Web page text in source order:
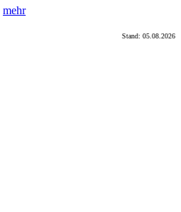
mehr
Stand: 05.08.2026